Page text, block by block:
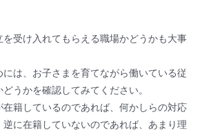
を受け入れてもらえる職場かどうかも大事
は、お子さまを育てながら働いている従
うかを確認してみてください。
在籍しているのであれば、何かしらの対応
に在籍していないのであれば、あまり理